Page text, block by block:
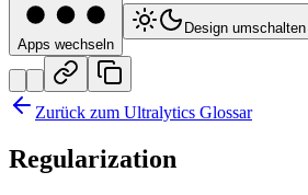
Apps wechseln
Design umschalten
Zurück zum Ultralytics Glossar
Regularization